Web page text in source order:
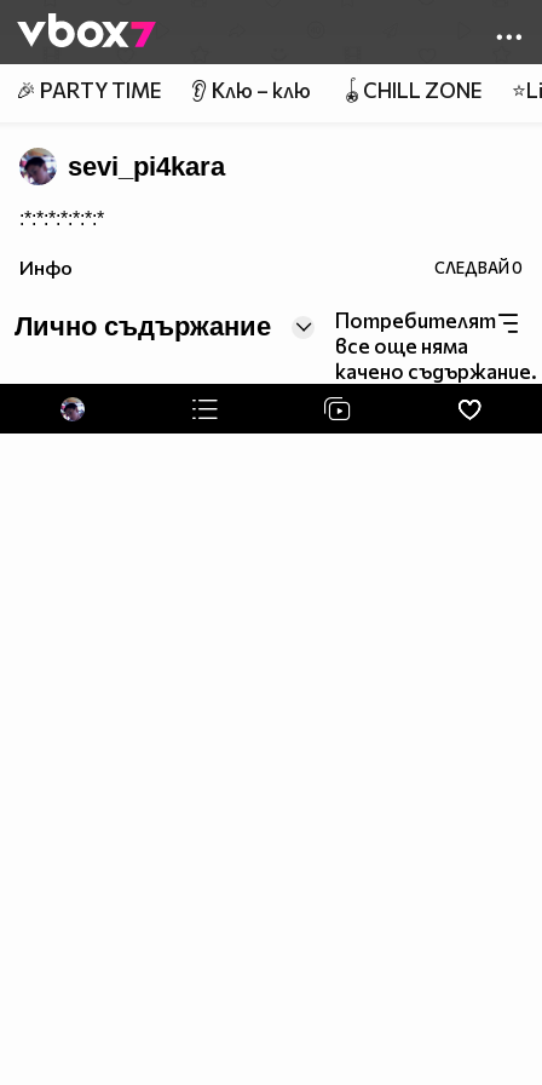
👾
🎉 PARTY TIME 👂 Клю – клю 🪀CHILL ZONE
sevi_pi4kara
:*:*:*:*:*:*:*
Инфо СЛЕДВАЙ0
Лично съдържание
Потребителят
все още няма
качено съдържание.